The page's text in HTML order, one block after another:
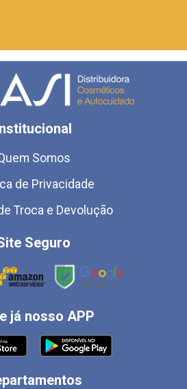
Somos
de Privacidade
Troca e Devolução
Seguro
já nosso APP